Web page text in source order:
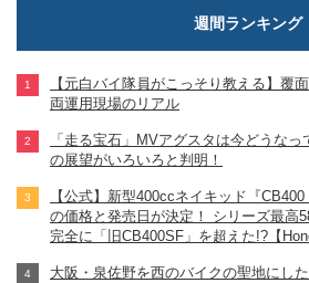
週間ランキング
【元白バイ隊員がこっそり教える】覆
両運用現場のリアル
「走る宝石」MVアグスタは今どうな
の展望がいろいろと判明！
【公式】新型400ccネイキッド『
の価格と発売日が決定！ シリーズ最高
完全に「旧CB400SF」を超えた!?【
大阪・泉佐野を西のバイクの聖地にし